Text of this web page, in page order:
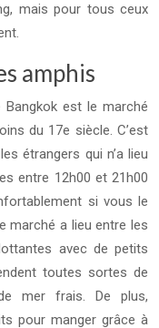
mais pour tous ceux
amphis
Bangkok est le marché
du 17e siècle. C’est
étrangers qui n’a lieu
entre 12h00 et 21h00
si vous le
marché a lieu entre les
avec de petits
toutes sortes de
mer frais. De plus,
pour manger grâce à